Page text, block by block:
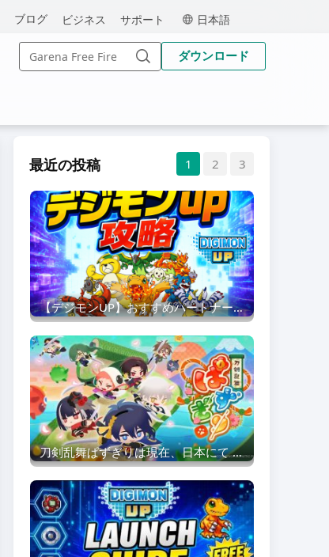
MEmu 日本語
サポート
ビジネス
ブログ
Search
for:
Search
ダウンロード
最近の投稿 1 2 3
【デジモンUP】おすすめパートナー | 最初のデジモンの選び方
刀剣乱舞ぱずぎりは現在、日本にて PC およびモバイル版の事前登録を受付中です。